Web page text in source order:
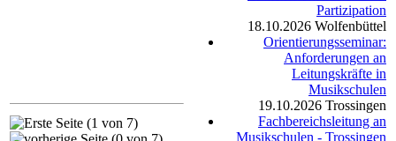
Partizipation
18.10.2026 Wolfenbüttel
Orientierungsseminar:
Anforderungen an
Leitungskräfte in
Musikschulen
19.10.2026 Trossingen
Fachbereichsleitung an
Musikschulen - Trossingen